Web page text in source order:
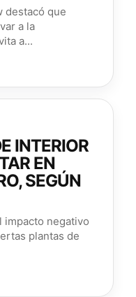
destacó que
a la
a...
INTERIOR
EN
SEGÚN
negativo
plantas de